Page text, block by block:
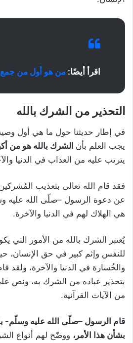
اقرأ أيضًا: من هو أول من جمع
التحذير من الشرك بالله
في إطار حديثنا حول ما هي أول
يجب العلم بأن الشرك بالله هو من
يترتب عليه من العذاب في الدنيا
فقد قام الله تعالى بتعذيب
عن دعوة الرسول –صلّى الله عليه
هي الهلاك لهم في الدنيا والآخرة.
يُعتبر الشرك بالله من الأمور التي
للنفس وإثم كبير في حق الإنسان،
والخُسارة في الدنيا والآخرة، ولقد
بتحذير عباده من الشرك به، ونص
من الآيات القرآنية.
قام الرسول –صلّى الله عليه وسلّم-
بشأن هذا الأمر، ووضّح لهم أنواع